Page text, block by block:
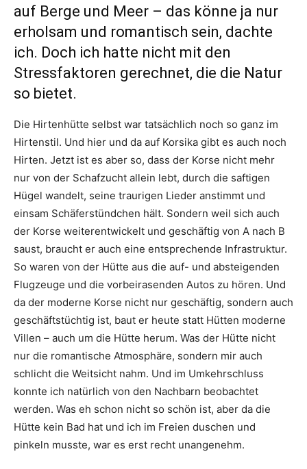
auf Berge und Meer – das könne ja nur
erholsam und romantisch sein, dachte
ich. Doch ich hatte nicht mit den
Stressfaktoren gerechnet, die die Natur
so bietet.
Die Hirtenhütte selbst war tatsächlich noch so ganz im
Hirtenstil. Und hier und da auf Korsika gibt es auch noch
Hirten. Jetzt ist es aber so, dass der Korse nicht mehr
nur von der Schafzucht allein lebt, durch die saftigen
Hügel wandelt, seine traurigen Lieder anstimmt und
einsam Schäferstündchen hält. Sondern weil sich auch
der Korse weiterentwickelt und geschäftig von A nach B
saust, braucht er auch eine entsprechende Infrastruktur.
So waren von der Hütte aus die auf- und absteigenden
Flugzeuge und die vorbeirasenden Autos zu hören. Und
da der moderne Korse nicht nur geschäftig, sondern auch
geschäftstüchtig ist, baut er heute statt Hütten moderne
Villen – auch um die Hütte herum. Was der Hütte nicht
nur die romantische Atmosphäre, sondern mir auch
schlicht die Weitsicht nahm. Und im Umkehrschluss
konnte ich natürlich von den Nachbarn beobachtet
werden. Was eh schon nicht so schön ist, aber da die
Hütte kein Bad hat und ich im Freien duschen und
pinkeln musste, war es erst recht unangenehm.